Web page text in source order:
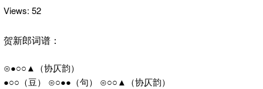
Views: 52
贺新郎词谱：
⊙●○○▲（协仄韵）
●○○（豆） ⊙○●●（句） ⊙○○▲（协仄韵）